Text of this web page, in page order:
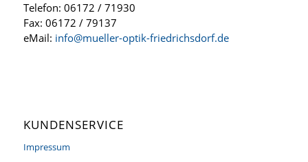
Telefon: 06172 / 71930
Fax: 06172 / 79137
eMail: info@mueller-optik-friedrichsdorf.de
KUNDENSERVICE
Impressum